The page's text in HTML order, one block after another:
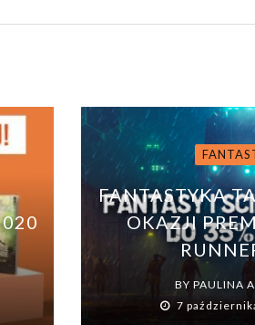
FANTASTYKA
OKAZJI
BYPAULINA
7